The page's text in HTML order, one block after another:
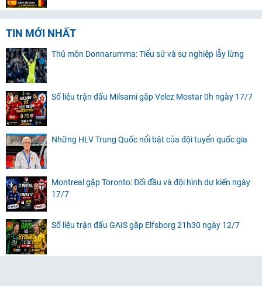
TIN MỚI NHẤT
Thủ môn Donnarumma: Tiểu sử và sự nghiệp lẫy lừng
Số liệu trận đấu Milsami gặp Velez Mostar 0h ngày 17/7
Những HLV Trung Quốc nổi bật của đội tuyển quốc gia
Montreal gặp Toronto: Đối đầu và đội hình dự kiến ngày
17/7
Số liệu trận đấu GAIS gặp Elfsborg 21h30 ngày 12/7